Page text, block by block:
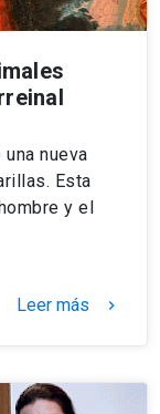
nueva
Esta
y el
Leer más keyboard_arrow_right